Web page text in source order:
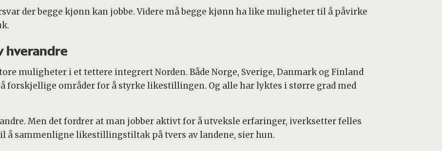
der begge kjønn kan jobbe. Videre må begge kjønn ha like muligheter til å påvirke
hverandre
muligheter i et tettere integrert Norden. Både Norge, Sverige, Danmark og Finland
forskjellige områder for å styrke likestillingen. Og alle har lyktes i større grad med
Men det fordrer at man jobber aktivt for å utveksle erfaringer, iverksetter felles
sammenligne likestillingstiltak på tvers av landene, sier hun.